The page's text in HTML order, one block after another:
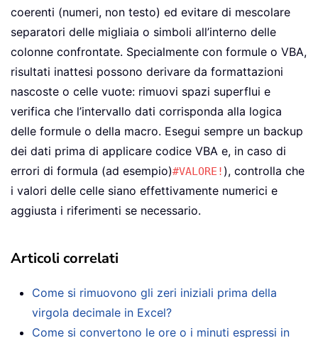
coerenti (numeri, non testo) ed evitare di mescolare
separatori delle migliaia o simboli all’interno delle
colonne confrontate. Specialmente con formule o VBA,
risultati inattesi possono derivare da formattazioni
nascoste o celle vuote: rimuovi spazi superflui e
verifica che l’intervallo dati corrisponda alla logica
delle formule o della macro. Esegui sempre un backup
dei dati prima di applicare codice VBA e, in caso di
errori di formula (ad esempio)#VALORE! ), controlla che
i valori delle celle siano effettivamente numerici e
aggiusta i riferimenti se necessario.
Articoli correlati
Come si rimuovono gli zeri iniziali prima della
virgola decimale in Excel?
Come si convertono le ore o i minuti espressi in